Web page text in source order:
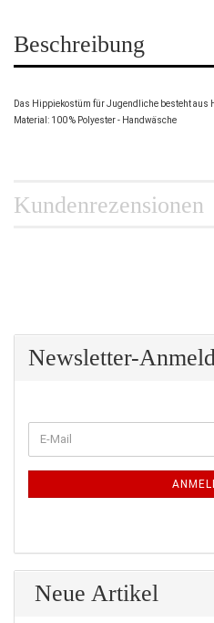
Beschreibung
Das Hippiekostüm für Jugendliche besteht aus
Material: 100 % Polyester - Handwäsche
Kundenrezensionen
Newsletter-
ZUR
NEWSLETTER-
E-
Mail
Neue Artikel